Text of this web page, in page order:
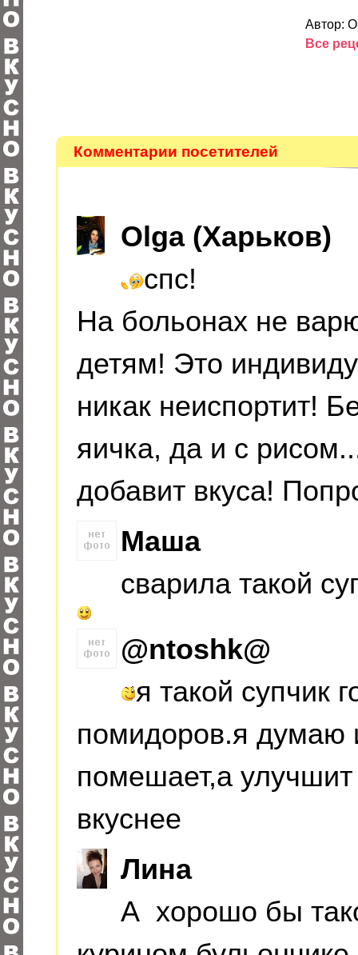
Автор:
Все
Комментарии посетителей
Оlga (Харьков)
спс!
На больонах не
детям! Это
никак неиспортит!
яичка, да и с
добавит вкуса!
Маша
сварила такой
@ntoshk@
я такой супчик
помидоров.я думаю
помешает,а улучшит
вкуснее
Лина
А хорошо бы